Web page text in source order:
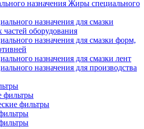
Жиры специального
назначения для смазки
оборудования
назначения для смазки форм,
назначения для смазки лент
назначения для производства
фильтры
фильтры